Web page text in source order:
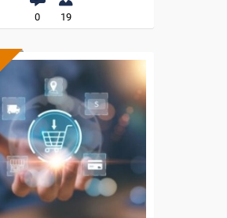
0 19
Formación 100%
subvencionada.
desempleados,
y autónomos.
Sector
Almacenes.